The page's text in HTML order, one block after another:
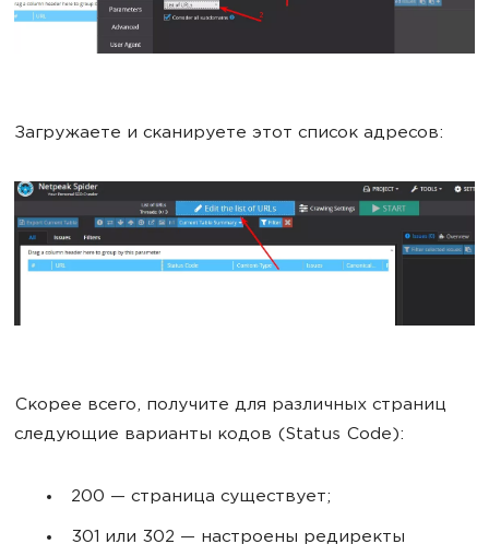
Загружаете и сканируете этот список адресов:
Скорее всего, получите для различных страниц
следующие варианты кодов (Status Code):
200 — страница существует;
301 или 302 — настроены редиректы